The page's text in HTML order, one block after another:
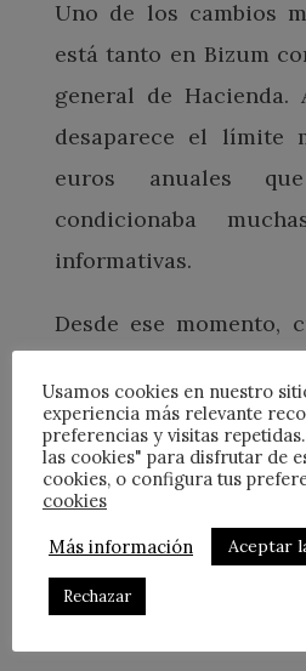
Uno de los cambios
está tanto en Bizum
general de
desaparece el límite
euros anuales
condicionaba
informativas.
Desde ese momento,
pequeño que sea-
información que
financieras remitan
No se trata de pagar
sino de justificar
Usamos cookies en nuestro
experiencia más relevante
preferencias y visitas
las cookies" para disfrutar de
cookies, o configura tus
cookies
Más información
Aceptar
Rechazar